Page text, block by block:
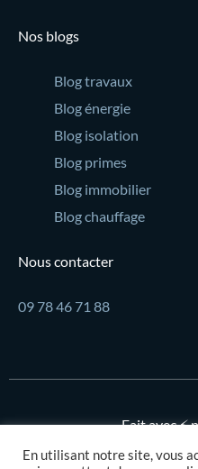
Nos blogs
Blog travaux
Blog énergie
Blog isolation
Blog primes
Blog immobilier
Blog chauffage
Nous contacter
09 78 46 71 88
Fait avec ⚡
En utilisant notre site, vous